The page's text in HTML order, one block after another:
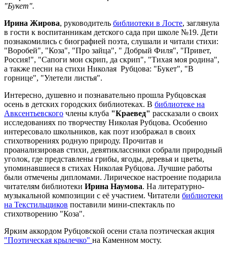
"Букет".
Ирина Жирова, руководитель библиотеки в Лосте, заглянула
в гости к воспитанникам детского сада при школе №19. Дети
познакомились с биографией поэта, слушали и читали стихи:
"Воробей", "Коза", "Про зайца", " Добрый Филя", "Привет,
Россия!", "Сапоги мои скрип, да скрип", "Тихая моя родина",
а также песни на стихи Николая Рубцова: "Букет", "В
горнице", "Улетели листья".
Интересно, душевно и познавательно прошла Рубцовская
осень в детских городских библиотеках. В библиотеке на
Авксентьевского члены клуба "Краевед" рассказали о своих
исследованиях по творчеству Николая Рубцова. Особенно
интересовало школьников, как поэт изображал в своих
стихотворениях родную природу. Прочитав и
проанализировав стихи, девятиклассники собрали природный
уголок, где представлены грибы, ягоды, деревья и цветы,
упоминавшиеся в стихах Николая Рубцова. Лучшие работы
были отмечены дипломами. Лирическое настроение подарила
читателям библиотеки Ирина Наумова. На литературно-
музыкальной композиции с её участием. Читатели библиотеки
на Текстильщиков поставили мини-спектакль по
стихотворению "Коза".
Ярким аккордом Рубцовской осени стала поэтическая акция
"Поэтическая крылечко" на Каменном мосту.